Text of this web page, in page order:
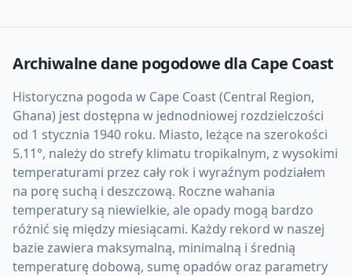
Archiwalne dane pogodowe dla Cape Coast
Historyczna pogoda w Cape Coast (Central Region,
Ghana) jest dostępna w jednodniowej rozdzielczości
od 1 stycznia 1940 roku. Miasto, leżące na szerokości
5.11°, należy do strefy klimatu tropikalnym, z wysokimi
temperaturami przez cały rok i wyraźnym podziałem
na porę suchą i deszczową. Roczne wahania
temperatury są niewielkie, ale opady mogą bardzo
różnić się między miesiącami. Każdy rekord w naszej
bazie zawiera maksymalną, minimalną i średnią
temperaturę dobową, sumę opadów oraz parametry